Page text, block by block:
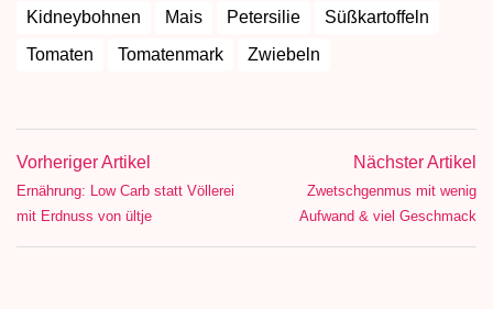
Kidneybohnen Mais Petersilie
Süßkartoffeln
Tomaten
Tomatenmark Zwiebeln
Vorheriger Artikel
Ernährung: Low Carb statt Völlerei
mit Erdnuss von ültje
Nächster Artikel
Zwetschgenmus mit wenig
Aufwand & viel Geschmack